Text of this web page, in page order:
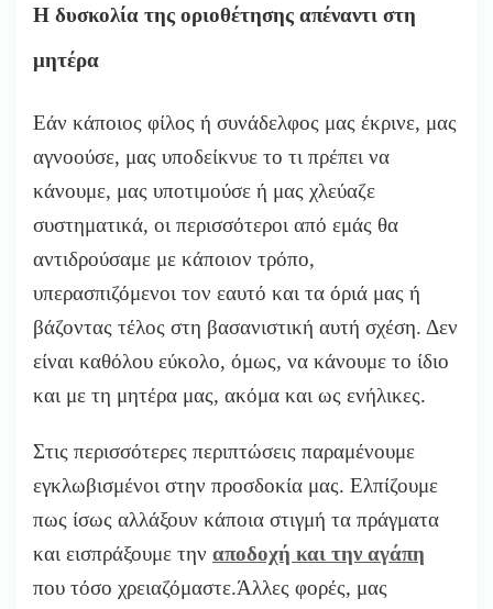
Η δυσκολία της οριοθέτησης απέναντι στη
μητέρα
Εάν κάποιος φίλος ή συνάδελφος μας έκρινε, μας
αγνοούσε, μας υποδείκνυε το τι πρέπει να
κάνουμε, μας υποτιμούσε ή μας χλεύαζε
συστηματικά, οι περισσότεροι από εμάς θα
αντιδρούσαμε με κάποιον τρόπο,
υπερασπιζόμενοι τον εαυτό και τα όριά μας ή
βάζοντας τέλος στη βασανιστική αυτή σχέση. Δεν
είναι καθόλου εύκολο, όμως, να κάνουμε το ίδιο
και με τη μητέρα μας, ακόμα και ως ενήλικες.
Στις περισσότερες περιπτώσεις παραμένουμε
εγκλωβισμένοι στην προσδοκία μας. Ελπίζουμε
πως ίσως αλλάξουν κάποια στιγμή τα πράγματα
και εισπράξουμε την αποδοχή και την αγάπη
που τόσο χρειαζόμαστε.Άλλες φορές, μας